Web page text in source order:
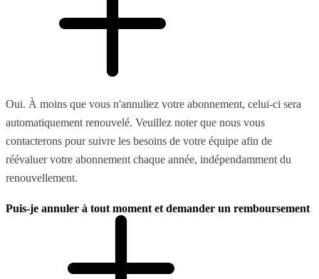
Oui. À moins que vous n'annuliez votre abonnement, celui-ci sera
automatiquement renouvelé. Veuillez noter que nous vous
contacterons pour suivre les besoins de votre équipe afin de
réévaluer votre abonnement chaque année, indépendamment du
renouvellement.
Puis-je annuler à tout moment et demander un remboursement